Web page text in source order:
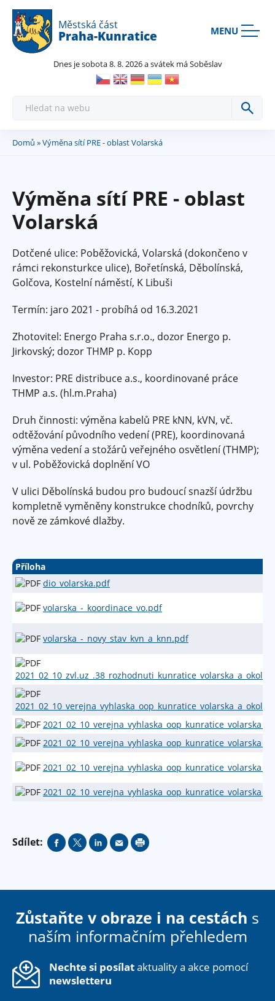
Městská část
Praha-Kunratice
Dnes je sobota 8. 8. 2026 a svátek má Soběslav
a
t
MENU
Jste
Domů » Výměna sítí PRE - oblast Volarská
Výměna sítí PRE - oblast
Volarská
Dotčené ulice: Poběžovická, Volarská (dokončeno v
rámci rekonsturkce ulice), Bořetínská, Děbolínská,
Golčova, Kostelní náměstí, K Libuši
Termín: jaro 2021 - probíhá od 16.3.2021
Zhotovitel: Energo Praha s.r.o., dozor Energo p.
Jirkovský; dozor THMP p. Kopp
Investor: PRE distribuce a.s., koordinované práce
THMP a.s. (hl.m.Praha)
Druh činnosti: výměna kabelů PRE kNN, kVN, vč.
odtěžování původního vedení (PRE), koordinovaná
výměna vedení a stožárů veřejného osvětlení (THMP);
v ul. Poběžovická doplnění VO
V ulici Děbolínská budou pro budoucí snazší údržbu
kompletně vyměněny konstrukce chodníků, povrchy
nově ze zámkové dlažby.
Příloha
dio_volarska.pdf
volarska_-_koordinace_vo.pdf
volarska_-_novy_stav_kvn_a_knn.pdf
Sdílet:
Zůstaňte v obraze i na cestách s
naším informačním přehledem
Nechte si posílataktuality a akce pomocí
newsletteru